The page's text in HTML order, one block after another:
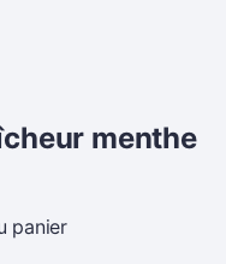
menthe
panier